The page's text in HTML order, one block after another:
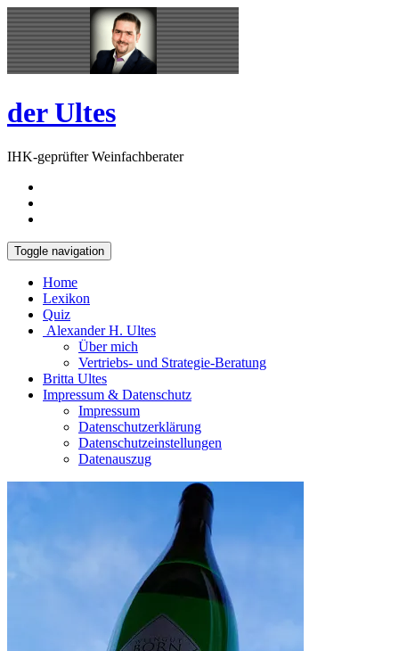
Skip
to
content
Open
Sidebar
der Ultes
IHK-geprüfter Weinfachberater
Toggle navigation
Home
Lexikon
Quiz
Alexander H. Ultes
Über mich
Vertriebs- und Strategie-Beratung
Britta Ultes
Impressum & Datenschutz
Impressum
Datenschutzerklärung
Datenschutzeinstellungen
Datenauszug